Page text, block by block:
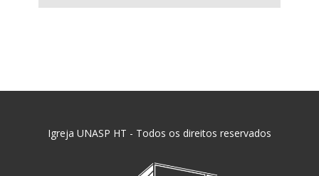
Igreja UNASP HT - Todos os direitos reservados